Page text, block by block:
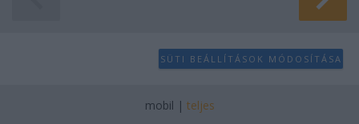
SÜTI BEÁLLÍTÁSOK MÓDOSÍTÁSA
mobil | teljes